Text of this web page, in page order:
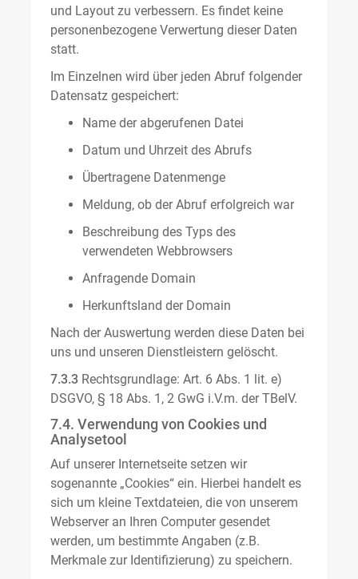
und Layout zu verbessern. Es findet keine
personenbezogene Verwertung dieser Daten
statt.
Im Einzelnen wird über jeden Abruf folgender
Datensatz gespeichert:
Name der abgerufenen Datei
Datum und Uhrzeit des Abrufs
Übertragene Datenmenge
Meldung, ob der Abruf erfolgreich war
Beschreibung des Typs des
verwendeten Webbrowsers
Anfragende Domain
Herkunftsland der Domain
Nach der Auswertung werden diese Daten bei
uns und unseren Dienstleistern gelöscht.
7.3.3 Rechtsgrundlage: Art. 6 Abs. 1 lit. e)
DSGVO, § 18 Abs. 1, 2 GwG i.V.m. der TBelV.
7.4. Verwendung von Cookies und
Analysetool
Auf unserer Internetseite setzen wir
sogenannte „Cookies“ ein. Hierbei handelt es
sich um kleine Textdateien, die von unserem
Webserver an Ihren Computer gesendet
werden, um bestimmte Angaben (z.B.
Merkmale zur Identifizierung) zu speichern.